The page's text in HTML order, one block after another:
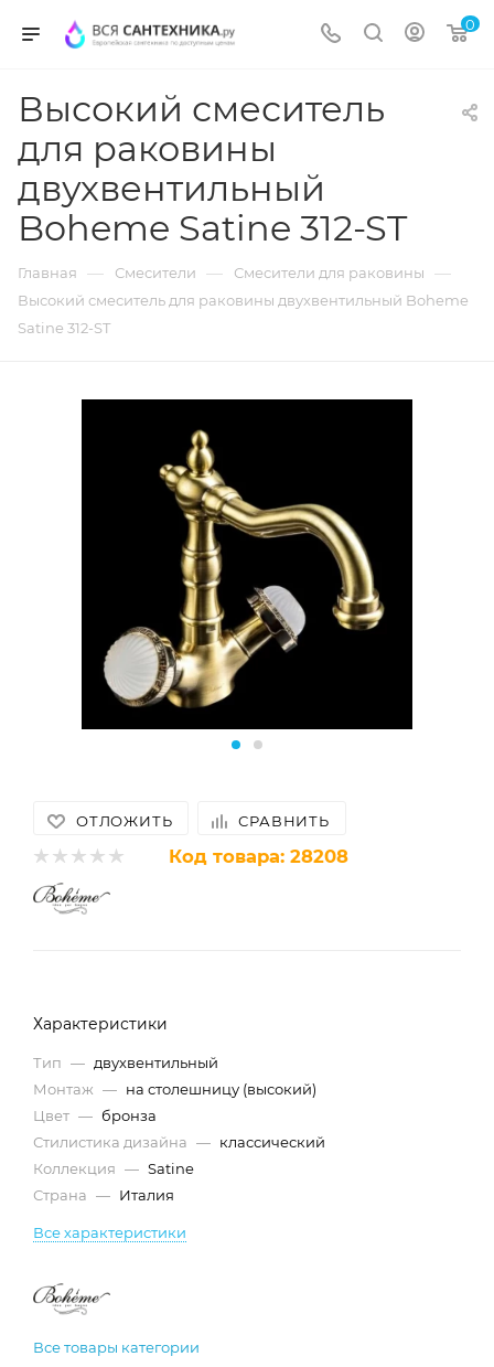
0
Высокий смеситель
для раковины
двухвентильный
Boheme Satine 312-ST
Главная — Смесители — Смесители для раковины —
Высокий смеситель для раковины двухвентильный Boheme
Satine 312-ST
ОТЛОЖИТЬ СРАВНИТЬ
Код товара: 28208
Характеристики
Тип — двухвентильный
Монтаж — на столешницу (высокий)
Цвет — бронза
Стилистика дизайна — классический
Коллекция — Satine
Страна — Италия
Все характеристики
Все товары категории